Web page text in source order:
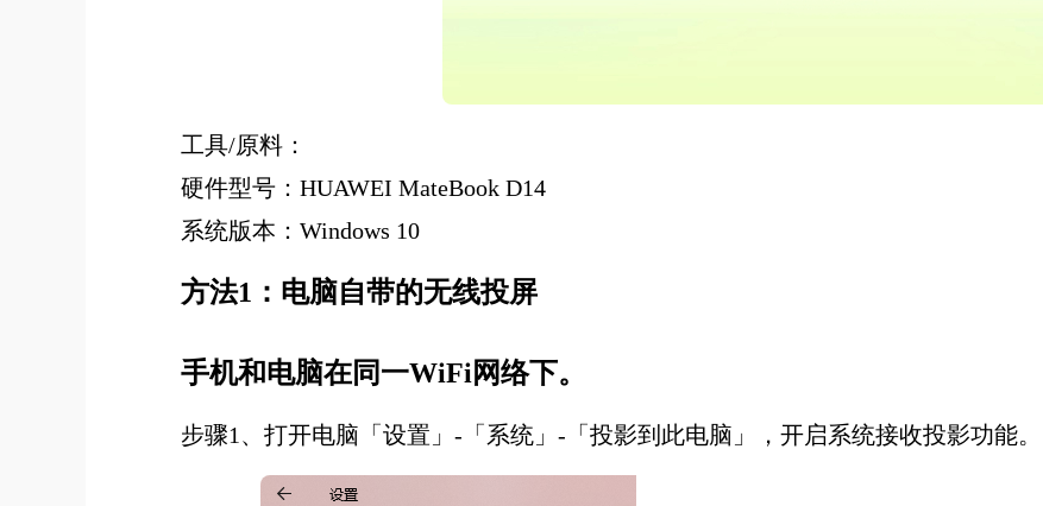
工具/原料：
硬件型号：HUAWEI MateBook D14
系统版本：Windows 10
方法1：电脑自带的无线投屏
手机和电脑在同一WiFi网络下。
步骤1、打开电脑「设置」-「系统」-「投影到此电脑」，开启系统接收投影功能。